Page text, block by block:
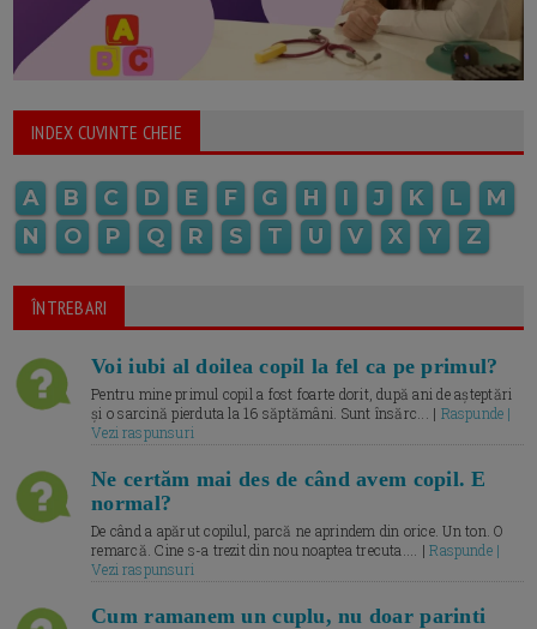
INDEX CUVINTE CHEIE
A B C D E F G H I J K L
M
N
O P Q R S T U V X Y Z
ÎNTREBARI
Voi iubi al doilea copil la fel ca pe primul?
Pentru mine primul copil a fost foarte dorit, după ani de așteptări
și o sarcină pierduta la 16 săptămâni. Sunt însărc... | Raspunde |
Vezi raspunsuri
Ne certăm mai des de când avem copil. E
normal?
De când a apărut copilul, parcă ne aprindem din orice. Un ton. O
remarcă. Cine s-a trezit din nou noaptea trecuta.... |Raspunde |
Vezi raspunsuri
Cum ramanem un cuplu, nu doar parinti